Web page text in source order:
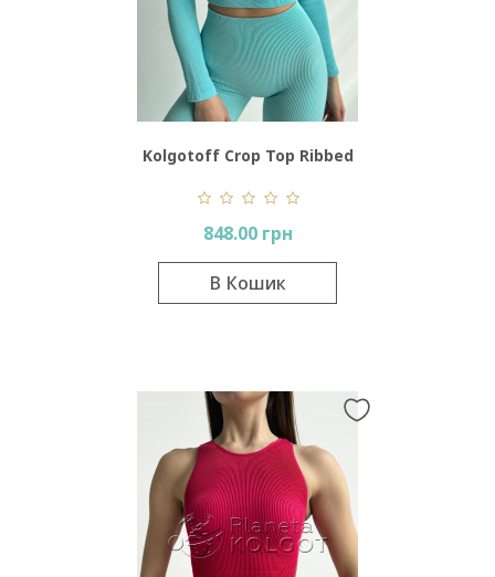
Kolgotoff Crop Top Ribbed
848.00 грн
В Кошик